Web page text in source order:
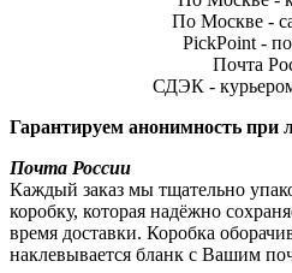
По Москве -
PickPoint -
Почта
СДЭК -
Гарантируем анонимность при
Почта России
Каждый заказ мы тщательно
коробку, которая надёжно
время доставки. Коробка
наклевывается бланк с Вашим